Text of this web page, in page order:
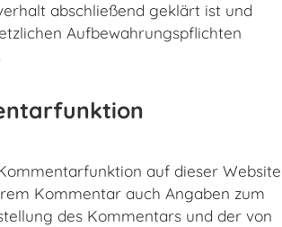
abschließend geklärt ist und
Aufbewahrungspflichten
auf dieser Website
Kommentar auch Angaben zum
des Kommentars und der von